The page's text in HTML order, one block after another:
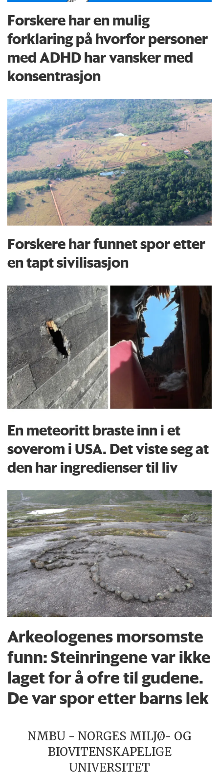
Forskere har en mulig
forklaring på hvorfor personer
med ADHD har vansker med
konsentrasjon
Forskere har funnet spor etter
en tapt sivilisasjon
En meteoritt braste inn i et
soverom i USA. Det viste seg at
den har ingredienser til liv
Arkeologenes morsomste
funn: Steinringene var ikke
laget for å ofre til gudene.
De var spor etter barns lek
NMBU - NORGES MILJØ- OG
BIOVITENSKAPELIGE
UNIVERSITET